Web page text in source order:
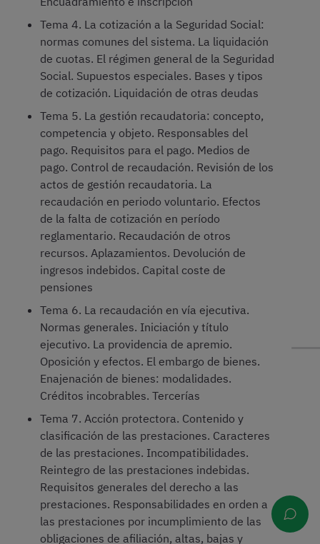
Tema 4. La cotización a la Seguridad Social:
normas comunes del sistema. La liquidación
de cuotas. El régimen general de la Seguridad
Social. Supuestos especiales. Bases y tipos
de cotización. Liquidación de otras deudas
Tema 5. La gestión recaudatoria: concepto,
competencia y objeto. Responsables del
pago. Requisitos para el pago. Medios de
pago. Control de recaudación. Revisión de los
actos de gestión recaudatoria. La
recaudación en periodo voluntario. Efectos
de la falta de cotización en período
reglamentario. Recaudación de otros
recursos. Aplazamientos. Devolución de
ingresos indebidos. Capital coste de
pensiones
Tema 6. La recaudación en vía ejecutiva.
Normas generales. Iniciación y título
ejecutivo. La providencia de apremio.
Oposición y efectos. El embargo de bienes.
Enajenación de bienes: modalidades.
Créditos incobrables. Tercerías
Tema 7. Acción protectora. Contenido y
clasificación de las prestaciones. Caracteres
de las prestaciones. Incompatibilidades.
Reintegro de las prestaciones indebidas.
Requisitos generales del derecho a las
prestaciones. Responsabilidades en orden a
las prestaciones por incumplimiento de las
obligaciones de afiliación, altas, bajas y